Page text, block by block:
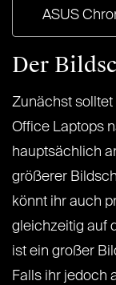
ASUS
Der
Zunächst
Office Laptops
hauptsächlich
größerer
könnt ihr auch
gleichzeitig auf
ist ein großer
Falls ihr jedoch